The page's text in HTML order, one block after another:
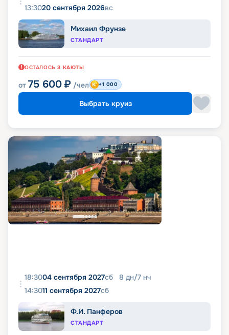
13:3020 сентября 2026вс
Михаил Фрунзе
СТАНДАРТ
ОСТАЛОСЬ 3 КАЮТЫ
от 75 600 ₽ /чел +1 000
Выбрать круиз
18:3004 сентября 2027сб 8 дн/7 нч
14:3011 сентября 2027сб
Ф.И. Панферов
СТАНДАРТ